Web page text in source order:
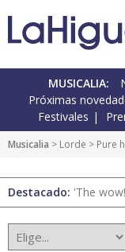
MUSICALIA:
Próximas
Festivales
Musicalia > Lorde > Pure
Destacado: 'The